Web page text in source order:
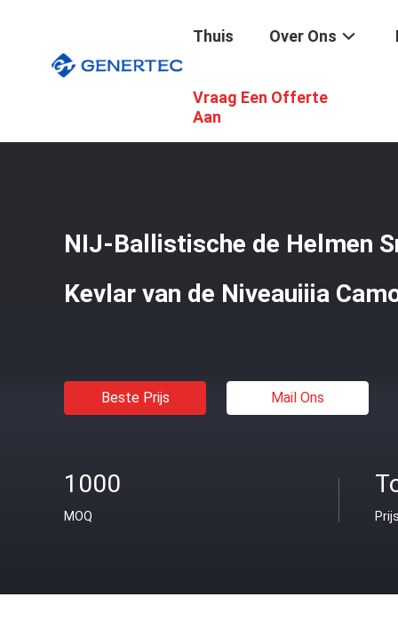
Thuis Over Ons
Vraag Een Offerte
Aan
Tactische Ballistische Helm
NIJ-Ballistische de Helmen
Kevlar van de Niveauiiia
Beste Prijs Mail Ons
1000
MOQ